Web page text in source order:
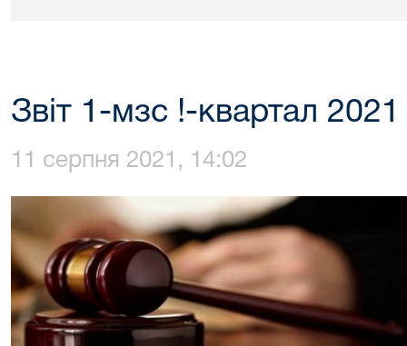
Звіт 1-мзс !-квартал
11 серпня 2021, 14:02